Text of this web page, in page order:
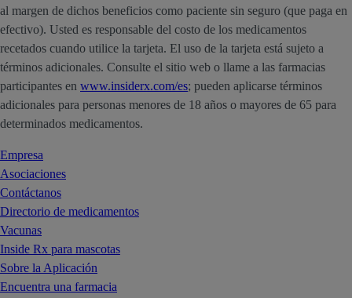
al margen de dichos beneficios como paciente sin seguro (que paga en
efectivo). Usted es responsable del costo de los medicamentos
recetados cuando utilice la tarjeta. El uso de la tarjeta está sujeto a
términos adicionales. Consulte el sitio web o llame a las farmacias
participantes en www.insiderx.com/es; pueden aplicarse términos
adicionales para personas menores de 18 años o mayores de 65 para
determinados medicamentos.
Empresa
Asociaciones
Contáctanos
Directorio de medicamentos
Vacunas
Inside Rx para mascotas
Sobre la Aplicación
Encuentra una farmacia